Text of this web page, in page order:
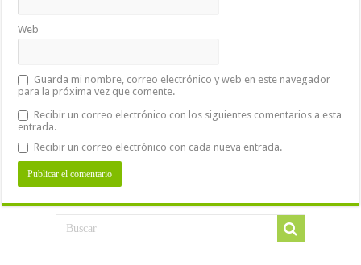
Web
Guarda mi nombre, correo electrónico y web en este navegador
para la próxima vez que comente.
Recibir un correo electrónico con los siguientes comentarios a esta
entrada.
Recibir un correo electrónico con cada nueva entrada.